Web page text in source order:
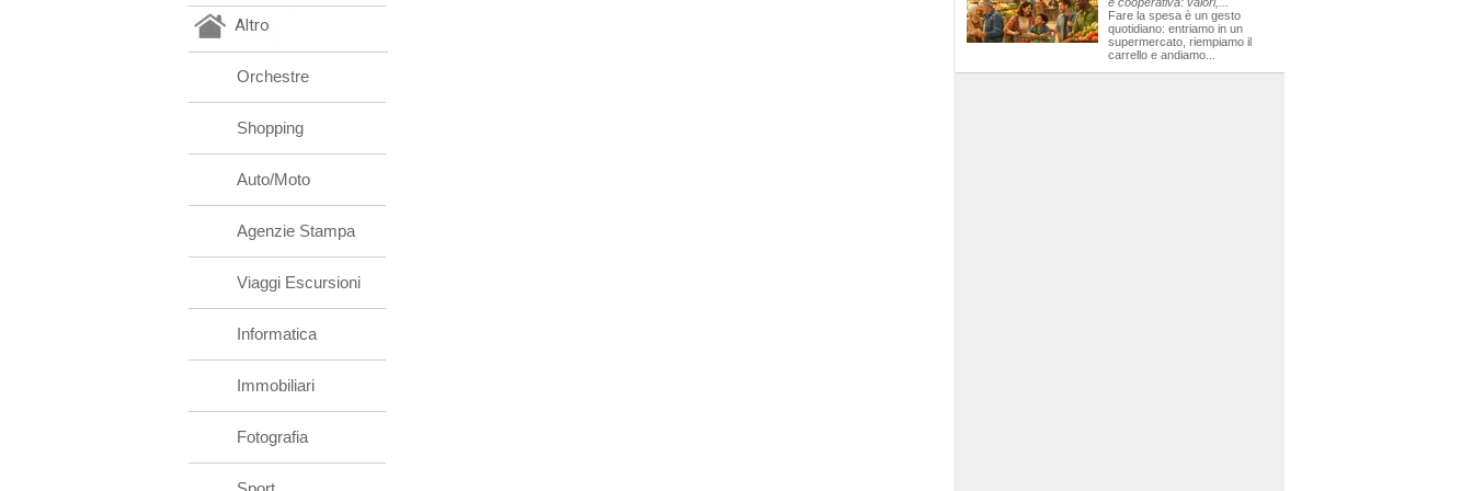
Altro
Orchestre
Shopping
Auto/Moto
Agenzie Stampa
Viaggi Escursioni
Informatica
Immobiliari
Fotografia
Fare la spesa è un gesto
quotidiano: entriamo in un
supermercato, riempiamo il
carrello e andiamo...